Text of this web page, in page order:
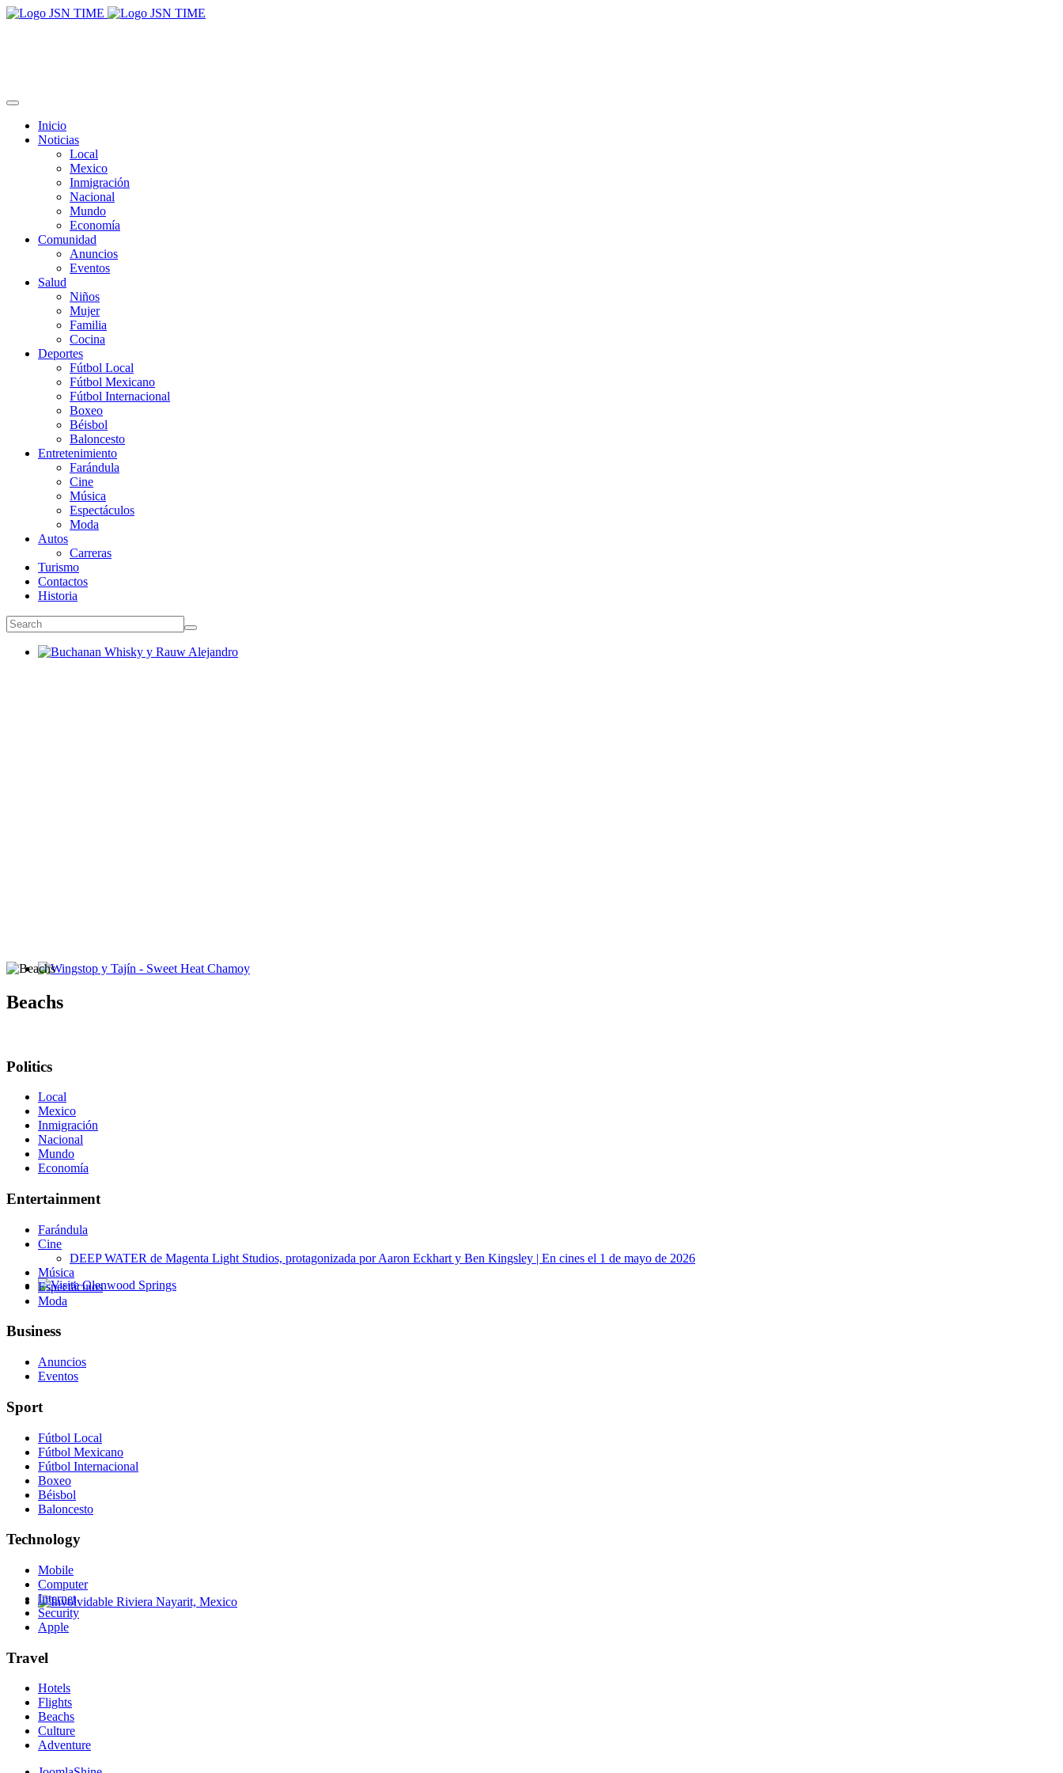
Inicio
Noticias
Local
Mexico
Inmigración
Nacional
Mundo
Economía
Comunidad
Anuncios
Eventos
Salud
Niños
Mujer
Familia
Cocina
Deportes
Fútbol Local
Fútbol Mexicano
Fútbol Internacional
Boxeo
Béisbol
Baloncesto
Entretenimiento
Farándula
Cine
Música
Espectáculos
Moda
Autos
Carreras
Turismo
Contactos
Historia
Glenwood Springs - Bello y Encantador
Involvidable Riviera Nayarit, Mexico
Beachs
Politics
Local
Mexico
Inmigración
Nacional
Mundo
Economía
Entertainment
Farándula
Cine
DEEP WATER de Magenta Light Studios, protagonizada por Aaron Eckhart y Ben Kingsley | En cines el 1 de mayo de 2026
Música
Espectáculos
Moda
Business
Anuncios
Eventos
Sport
Fútbol Local
Fútbol Mexicano
Fútbol Internacional
Boxeo
Béisbol
Baloncesto
Technology
Mobile
Computer
Internet
Security
Apple
Travel
Hotels
Flights
Beachs
Culture
Adventure